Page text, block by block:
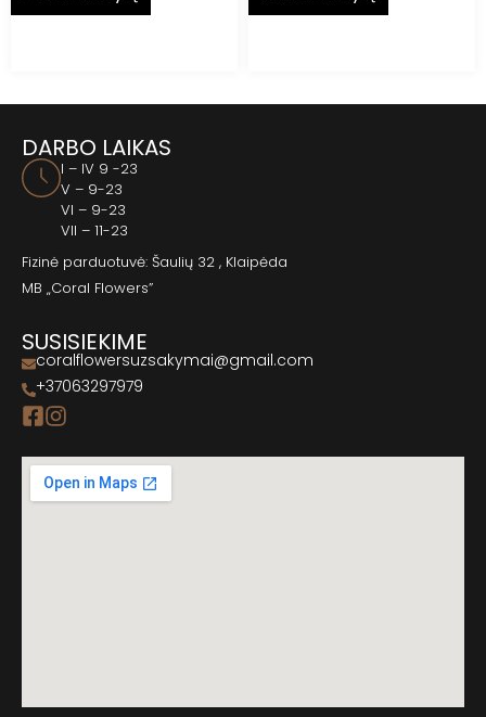
DARBO LAIKAS
I – IV 9 -23
V – 9-23
VI – 9-23
VII – 11-23
Fizinė parduotuvė: Šaulių 32 , Klaipėda
MB „Coral Flowers”
SUSISIEKIME
coralflowersuzsakymai@gmail.com
+37063297979